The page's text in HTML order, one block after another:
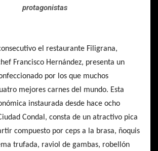
protagonistas
el restaurante Filigrana,
Francisco Hernández, presenta un
por los que muchos
mejores carnes del mundo. Esta
instaurada desde hace ocho
Condal, consta de un atractivo pica
compuesto por ceps a la brasa, ñoquis
trufada, raviol de gambas, robellón